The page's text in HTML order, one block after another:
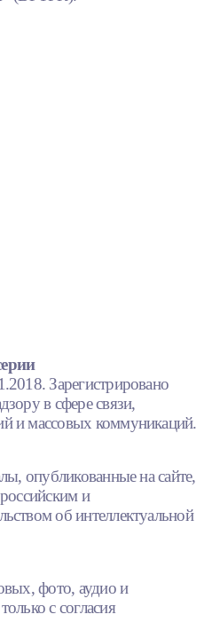
Зарегистрировано
в сфере связи,
и массовых коммуникаций.
опубликованные на сайте,
и
об интеллектуальной
фото, аудио и
с согласия